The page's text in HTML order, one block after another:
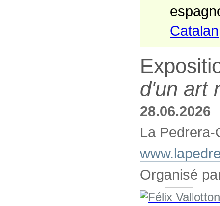
Catalan
d'un art
28.06.2026
La
Organisé